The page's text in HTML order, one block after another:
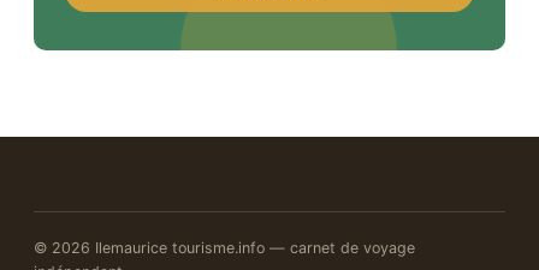
© 2026 Ilemaurice tourisme.info — carnet de voyage